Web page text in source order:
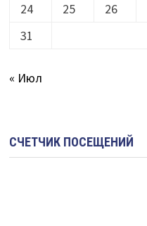
24
25 26
31
« Июл
СЧЕТЧИК ПОСЕЩЕНИЙ